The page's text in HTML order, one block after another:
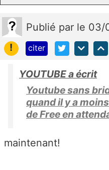
Publié par le 03/
!
citer
YOUTUBE a écrit
Youtube sans
quand il y a
de Free en
maintenant!